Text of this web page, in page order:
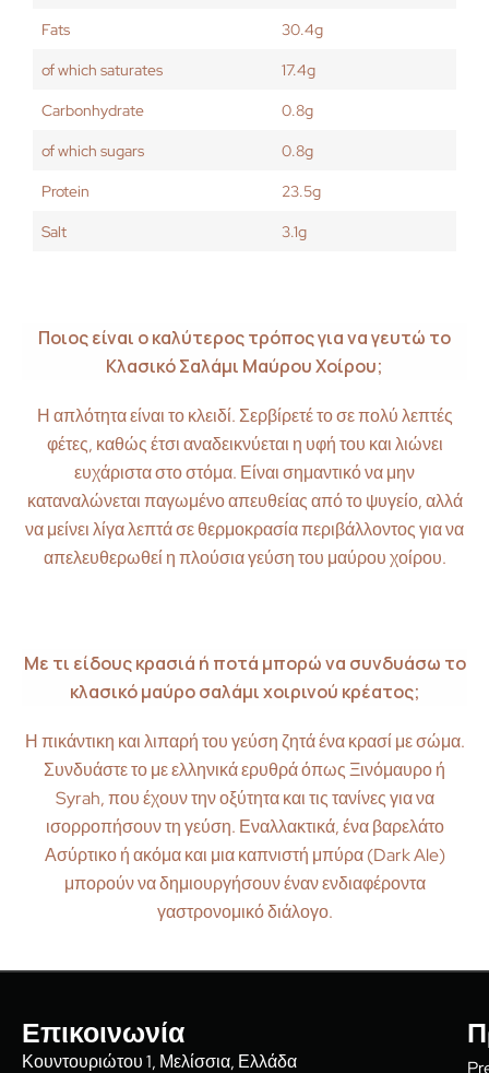
Fats
30.4g
of which saturates
17.4g
Carbonhydrate
0.8g
of which sugars
0.8g
Protein
23.5g
Salt
3.1g
Ποιος είναι ο καλύτερος τρόπος για να γευτώ το
Κλασικό Σαλάμι Μαύρου Χοίρου;
Η απλότητα είναι το κλειδί. Σερβίρετέ το σε πολύ λεπτές
φέτες, καθώς έτσι αναδεικνύεται η υφή του και λιώνει
ευχάριστα στο στόμα. Είναι σημαντικό να μην
καταναλώνεται παγωμένο απευθείας από το ψυγείο, αλλά
να μείνει λίγα λεπτά σε θερμοκρασία περιβάλλοντος για να
απελευθερωθεί η πλούσια γεύση του μαύρου χοίρου.
Με τι είδους κρασιά ή ποτά μπορώ να συνδυάσω το
κλασικό μαύρο σαλάμι χοιρινού κρέατος;
Η πικάντικη και λιπαρή του γεύση ζητά ένα κρασί με σώμα.
Συνδυάστε το με ελληνικά ερυθρά όπως Ξινόμαυρο ή
Syrah, που έχουν την οξύτητα και τις τανίνες για να
ισορροπήσουν τη γεύση. Εναλλακτικά, ένα βαρελάτο
Ασύρτικο ή ακόμα και μια καπνιστή μπύρα (Dark Ale)
μπορούν να δημιουργήσουν έναν ενδιαφέροντα
γαστρονομικό διάλογο.
Επικοινωνία
Κουντουριώτου 1, Μελίσσια, Ελλάδα